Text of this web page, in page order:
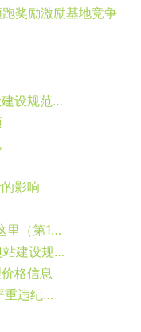
奖励激励基地竞争
【规范图书馆】临沂市分布式光伏建设规范（试行）
影响
PVsyst实用问答,你想知道的都在这里（第12期）
一次性下发！2017-2020年光伏电站建设规模指标（附全文）
格信息
国家能源局局长努尔·白克力涉嫌严重违纪违法被查